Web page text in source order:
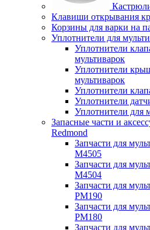
Клавиши открывания
Корзины для варки на
Уплотнители для
Уплотнители
мультиварок
Уплотнители
мультиварок
Уплотнители
Уплотнители
Уплотнители для
Запасные части и
Redmond
Запчасти для
M4505
Запчасти для
M4504
Запчасти для
PM190
Запчасти для
PM180
Запчасти для